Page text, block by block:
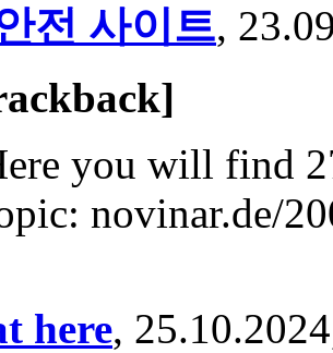
전 사이트,
you will find
novinar.de/
here,